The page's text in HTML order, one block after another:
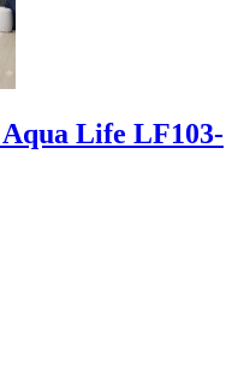
Life LF103-